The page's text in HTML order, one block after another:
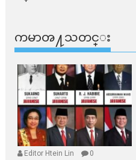
ကမာၻ႔သတင္း
Editor Htein Lin 0